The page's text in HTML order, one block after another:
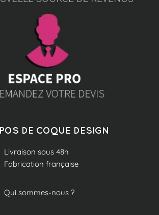
DE COQUE DESIGN
Livraison sous 48h
Fabrication française
Qui sommes-nous ?